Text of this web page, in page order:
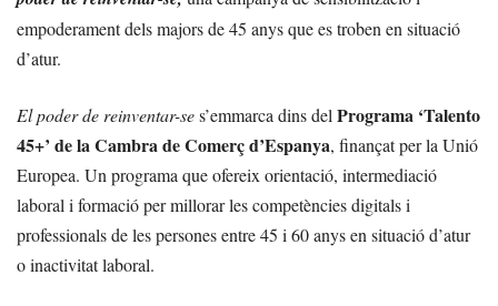
empoderament dels majors de 45 anys que es troben en situació
d’atur.
El poder de reinventar-ses’emmarca dins del Programa ‘Talento
45+’ de la Cambra de Comerç d’Espanya, finançat per la Unió
Europea. Un programa que ofereix orientació, intermediació
laboral i formació per millorar les competències digitals i
professionals de les persones entre 45 i 60 anys en situació d’atur
o inactivitat laboral.